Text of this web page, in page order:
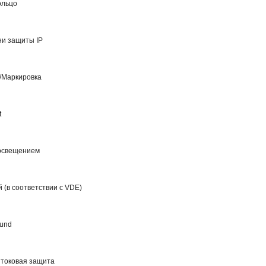
защиты IP
соответствии с VDE)
защита